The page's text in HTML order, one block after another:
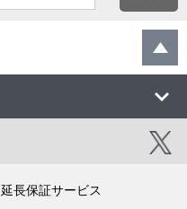
延長保証サービス